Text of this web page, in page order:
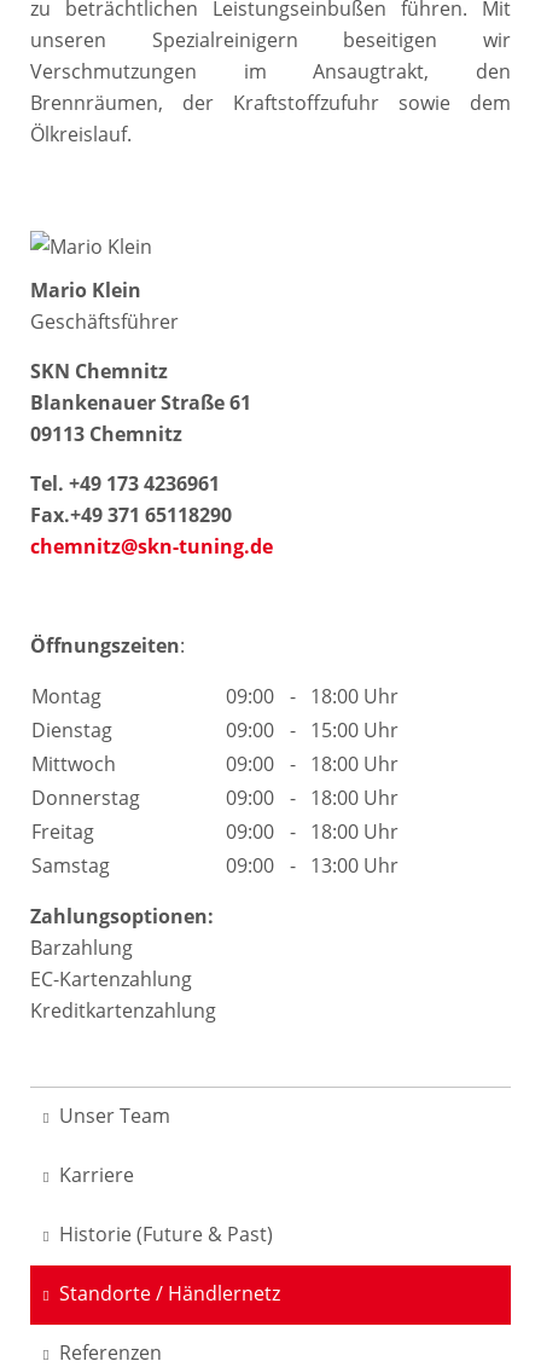
zu beträchtlichen Leistungseinbußen führen. Mit
unseren Spezialreinigern beseitigen wir
Verschmutzungen im Ansaugtrakt, den
Brennräumen, der Kraftstoffzufuhr sowie dem
Ölkreislauf.
Mario Klein
Geschäftsführer
SKN Chemnitz
Blankenauer Straße 61
09113 Chemnitz
Tel. +49 173 4236961
Fax.+49 371 65118290
chemnitz@skn-tuning.de
Öffnungszeiten:
Montag
09:00 - 18:00 Uhr
Dienstag
09:00 - 15:00 Uhr
Mittwoch
09:00 - 18:00 Uhr
Donnerstag
09:00 - 18:00 Uhr
Freitag
09:00 - 18:00 Uhr
Samstag
09:00 - 13:00 Uhr
Zahlungsoptionen:
Barzahlung
EC-Kartenzahlung
Kreditkartenzahlung
Unser Team
Karriere
Historie (Future & Past)
Standorte / Händlernetz
Referenzen